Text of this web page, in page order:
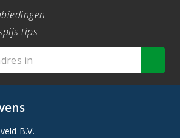
tips
B.V.